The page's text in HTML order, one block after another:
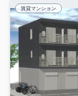
賃貸マンション